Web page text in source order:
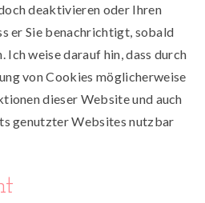
deaktivieren oder Ihren
er Sie benachrichtigt, sobald
Ich weise darauf hin, dass durch
von Cookies möglicherweise
dieser Website und auch
genutzter Websites nutzbar